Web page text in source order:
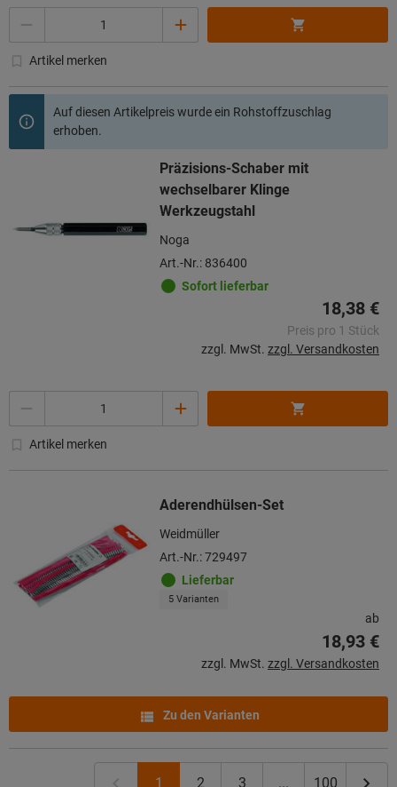
Artikel merken
Auf diesen Artikelpreis wurde ein Rohstoffzuschlag
erhoben.
Präzisions-Schaber mit
wechselbarer Klinge
Werkzeugstahl
Noga
Art.-Nr.: 836400
Sofort lieferbar
18,38 €
Preis pro 1 Stück
zzgl. MwSt. zzgl. Versandkosten
Artikel merken
Aderendhülsen-Set
Weidmüller
Art.-Nr.: 729497
Lieferbar
5 Varianten
ab
18,93 €
zzgl. MwSt. zzgl. Versandkosten
Zu den Varianten
1 2 3 ... 100